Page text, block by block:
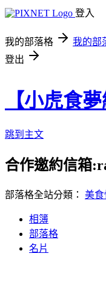
登入
我的部落格 我的部
登出
【小虎食
跳到主文
合作邀約信箱
部落格全站分類： 美食
相簿
部落格
名片